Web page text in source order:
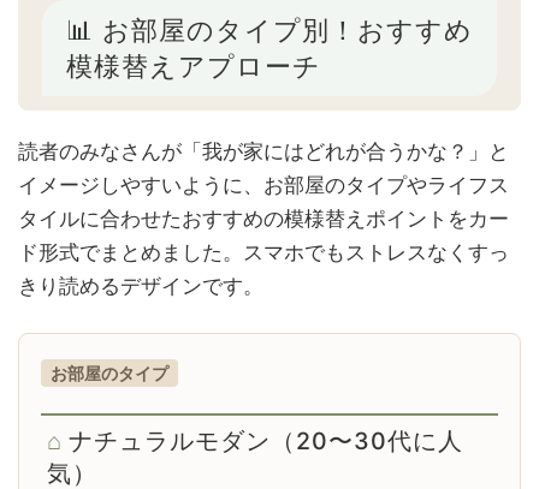
📊 お部屋のタイプ別！おすすめ
模様替えアプローチ
読者のみなさんが「我が家にはどれが合うかな？」と
イメージしやすいように、お部屋のタイプやライフス
タイルに合わせたおすすめの模様替えポイントをカー
ド形式でまとめました。スマホでもストレスなくすっ
きり読めるデザインです。
お部屋のタイプ
ナチュラルモダン（20〜30代に人
気）